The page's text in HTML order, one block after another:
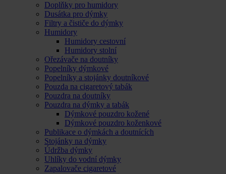
Doplňky pro humidory
Dusátka pro dýmky
Filtry a čističe do dýmky
Humidory
Humidory cestovní
Humidory stolní
Ořezávače na doutníky
Popelníky dýmkové
Popelníky a stojánky doutníkové
Pouzda na cigaretový tabák
Pouzdra na doutníky
Pouzdra na dýmky a tabák
Dýmkové pouzdro kožené
Dýmkové pouzdro koženkové
Publikace o dýmkách a doutnících
Stojánky na dýmky
Údržba dýmky
Uhlíky do vodní dýmky
Zapalovače cigaretové